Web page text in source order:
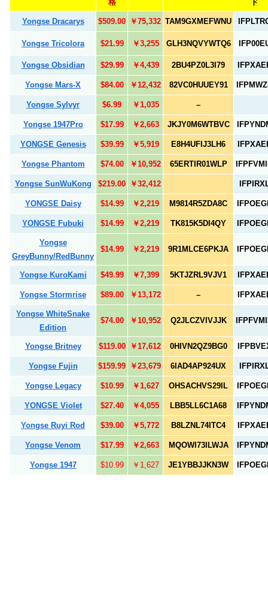
格
ド
Yongse Dracarys $509.00 ￥75,332 TAM9GXMEFWNU
Yongse Tricolora $21.99 ￥3,255 GLH3NQVYWTQ6
Yongse Obsidian $29.99 ￥4,439 2BU4PZ0L3I79
Yongse Mars-X $84.00 ￥12,432 82VC0HUUEY91
Yongse Sylvyr $6.99 ￥1,035 –
Yongse 1947Pro $17.99 ￥2,663 JKJY0M6WTBVC
YONGSE Genesis $39.99 ￥5,919 E8H4UFIJ3LH6
Yongse Phantom $74.00 ￥10,952 65ERTIR01WLP
Yongse SunWuKong $219.00 ￥32,412
YONGSE Daisy $14.99 ￥2,219 M9814R5ZDA8C
YONGSE Fubuki $14.99 ￥2,219 TK815K5DI4QY
Yongse
GreyBunny/RedBunny
$14.99 ￥2,219 9R1MLCE6PKJA
Yongse KuroKami $49.99 ￥7,399 5KTJZRL9VJV1
Yongse Stormrise $89.00 ￥13,172 –
Yongse WhiteSnake
Edition
$74.00 ￥10,952 Q2JLCZVIVJJK
Yongse Britney $119.00 ￥17,612 0HIVN2QZ9BG0
Yongse Fujin $159.99 ￥23,679 6IAD4AP924UX
Yongse Legacy $10.99 ￥1,627 OHSACHVS29IL
YONGSE Violet $27.40 ￥4,055 LBB5LL6C1A68
Yongse Ruyi Rod $39.00 ￥5,772 B8LZNL74ITC4
Yongse Venom $17.99 ￥2,663 MQOWI73ILWJA
Yongse 1947 $10.99 ￥1,627 JE1YBBJJKN3W